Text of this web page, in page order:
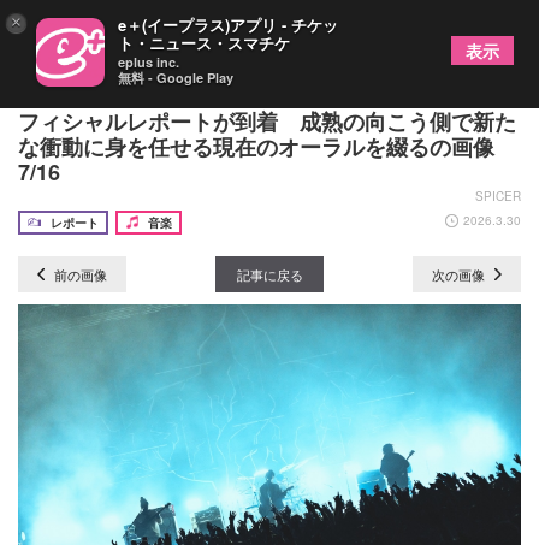
THE ORAL CIGARETTES、ツアーファイナルのオ
フィシャルレポートが到着 成熟の向こう側で新た
な衝動に身を任せる現在のオーラルを綴るの画像
7/16
SPICER
レポート
音楽 2026.3.30
前の画像 記事に戻る 次の画像
× e＋(イープラス)アプリ - チケッ
ト・ニュース・スマチケ
eplus inc.
無料 - Google Play
表示